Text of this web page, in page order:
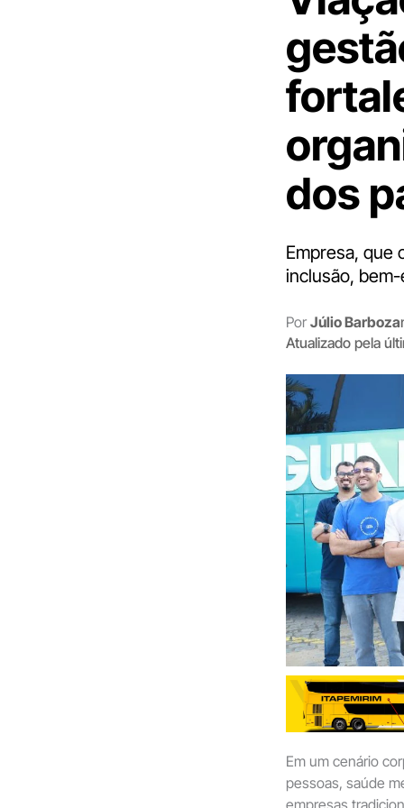
dos
Empresa, que
inclusão,
Por Júlio Barboza
Atualizado pela
Em um cenário
pessoas, saúde